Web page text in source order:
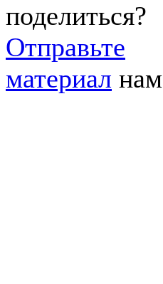
поделиться?
Отправьте
материал нам